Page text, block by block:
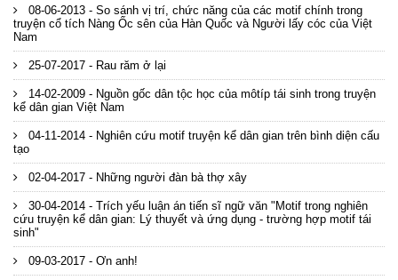
08-06-2013 - So sánh vị trí, chức năng của các motif chính trong
truyện cổ tích Nàng Ốc sên của Hàn Quốc và Người lấy cóc của Việt
Nam
25-07-2017 - Rau răm ở lại
14-02-2009 - Nguồn gốc dân tộc học của môtíp tái sinh trong truyện
kể dân gian Việt Nam
04-11-2014 - Nghiên cứu motif truyện kể dân gian trên bình diện cấu
tạo
02-04-2017 - Những người đàn bà thợ xây
30-04-2014 - Trích yếu luận án tiến sĩ ngữ văn "Motif trong nghiên
cứu truyện kể dân gian: Lý thuyết và ứng dụng - trường hợp motif tái
sinh"
09-03-2017 - Ơn anh!